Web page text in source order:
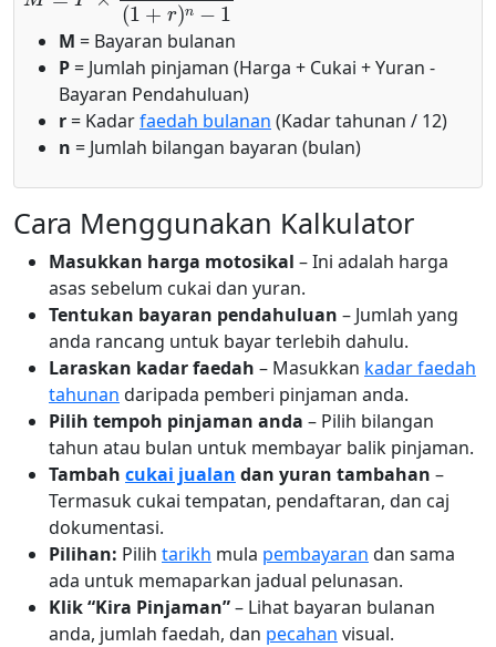
M = Bayaran bulanan
P= Jumlah pinjaman (Harga + Cukai + Yuran -
Bayaran Pendahuluan)
r= Kadarfaedah bulanan (Kadar tahunan / 12)
n = Jumlah bilangan bayaran (bulan)
Cara Menggunakan Kalkulator
Masukkan harga motosikal – Ini adalah harga
asas sebelum cukai dan yuran.
Tentukan bayaran pendahuluan – Jumlah yang
anda rancang untuk bayar terlebih dahulu.
Laraskan kadar faedah – Masukkan kadar faedah
tahunan daripada pemberi pinjaman anda.
Pilih tempoh pinjaman anda – Pilih bilangan
tahun atau bulan untuk membayar balik pinjaman.
Tambah cukai jualan dan yuran tambahan –
Termasuk cukai tempatan, pendaftaran, dan caj
dokumentasi.
Pilihan: Pilih tarikh mula pembayaran dan sama
ada untuk memaparkan jadual pelunasan.
Klik “Kira Pinjaman”– Lihat bayaran bulanan
anda, jumlah faedah, dan pecahan visual.